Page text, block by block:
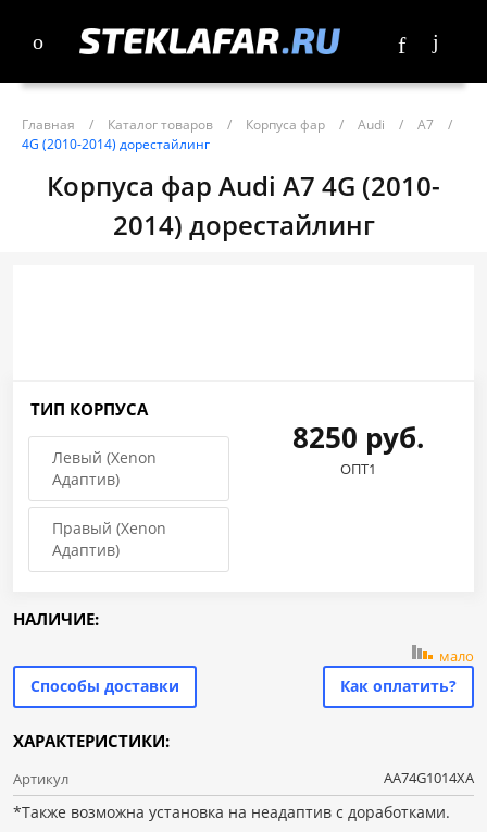
Главная / Каталог товаров / Корпуса фар / Audi / A7
/
4G (2010-2014) дорестайлинг
Корпуса фар Audi A7 4G (2010-
2014) дорестайлинг
ТИП КОРПУСА
Левый (Xenon
Адаптив)
Правый (Xenon
Адаптив)
8250 руб.
ОПТ1
НАЛИЧИЕ:
мало
Способы доставки Как оплатить?
ХАРАКТЕРИСТИКИ:
Артикул AA74G1014XA
*Также возможна установка на неадаптив с доработками.